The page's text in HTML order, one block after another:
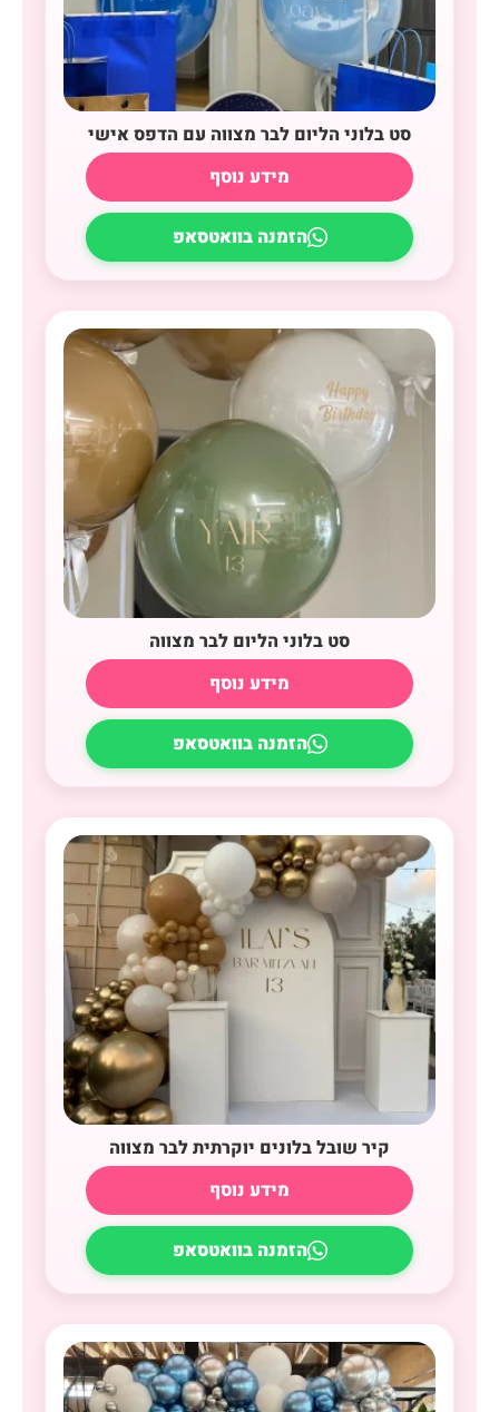
סט בלוני הליום לבר מצווה עם הדפס אישי
מידע נוסף
הזמנה בוואטסאפ
סט בלוני הליום לבר מצווה
מידע נוסף
הזמנה בוואטסאפ
קיר שובל בלונים יוקרתית לבר מצווה
מידע נוסף
הזמנה בוואטסאפ